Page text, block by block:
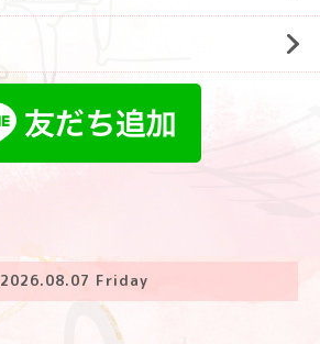
2026.08.07 Friday